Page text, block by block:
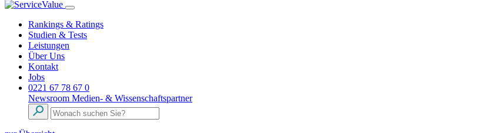
Rankings & Ratings
Studien & Tests
Leistungen
Über Uns
Kontakt
Jobs
0221 67 78 67 0
Newsroom Medien- & Wissenschaftspartner